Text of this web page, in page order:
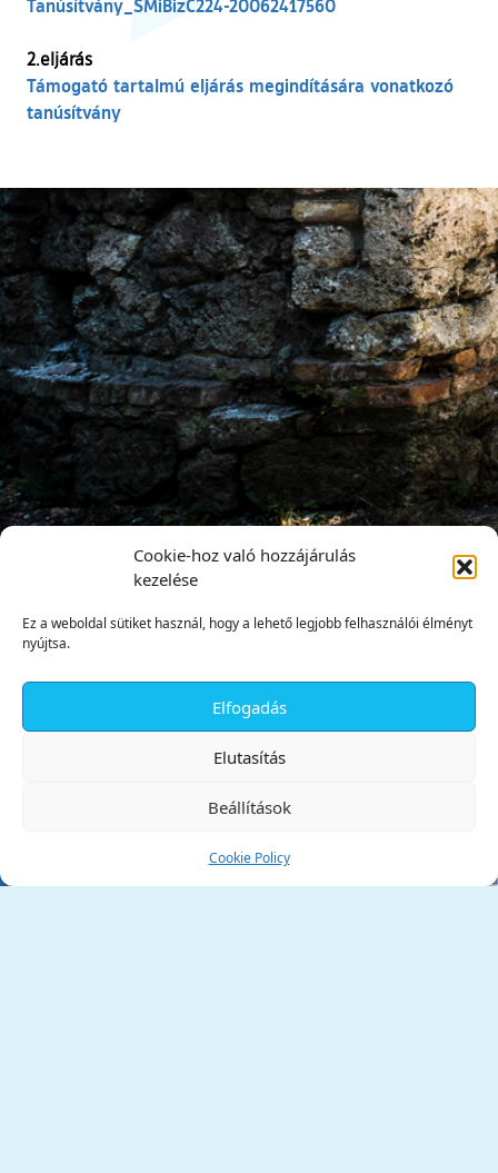
Cookie-hoz való hozzájárulás
kezelése
Ez a weboldal sütiket használ, hogy a lehető legjobb felhasználói élményt
nyújtsa.
Elfogadás
Elutasítás
Beállítások
Cookie Policy
Tanúsítvány_SMiBizC224-20062417560
2.eljárás
Támogató tartalmú eljárás megindítására vonatkozó
tanúsítvány(külső hivatkozás)
Tata Város Önkormányzata
✕